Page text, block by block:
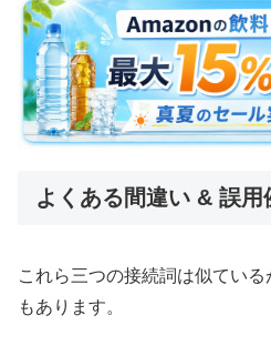
よくある間違い & 誤用
これら三つの接続詞は似てい
もあります。